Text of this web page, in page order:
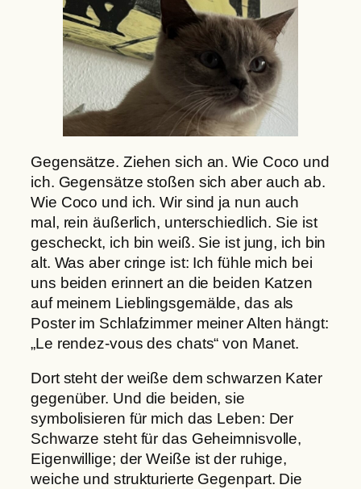
Gegensätze. Ziehen sich an. Wie Coco und
ich. Gegensätze stoßen sich aber auch ab.
Wie Coco und ich. Wir sind ja nun auch
mal, rein äußerlich, unterschiedlich. Sie ist
gescheckt, ich bin weiß. Sie ist jung, ich bin
alt. Was aber cringe ist: Ich fühle mich bei
uns beiden erinnert an die beiden Katzen
auf meinem Lieblingsgemälde, das als
Poster im Schlafzimmer meiner Alten hängt:
„Le rendez-vous des chats“ von Manet.
Dort steht der weiße dem schwarzen Kater
gegenüber. Und die beiden, sie
symbolisieren für mich das Leben: Der
Schwarze steht für das Geheimnisvolle,
Eigenwillige; der Weiße ist der ruhige,
weiche und strukturierte Gegenpart. Die